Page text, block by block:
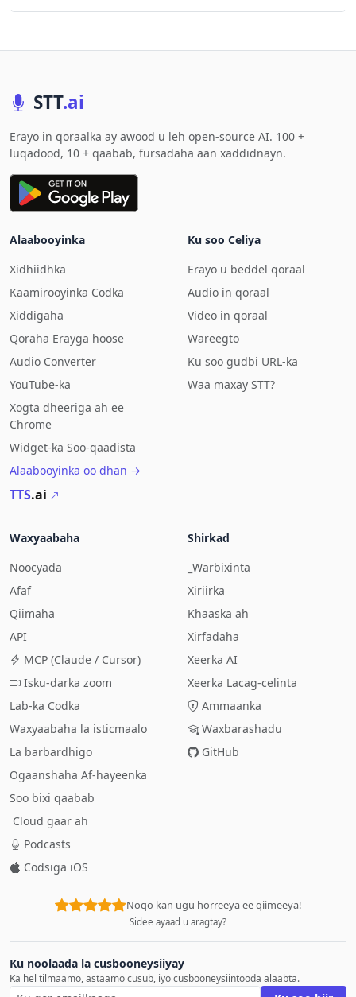
STT.ai
Erayo in qoraalka ay awood u leh open-source AI. 100 +
luqadood, 10 + qaabab, fursadaha aan xaddidnayn.
Alaabooyinka
Xidhiidhka
Kaamirooyinka Codka
Xiddigaha
Qoraha Erayga hoose
Audio Converter
YouTube-ka
Xogta dheeriga ah ee
Chrome
Widget-ka Soo-qaadista
Alaabooyinka oo dhan →
TTS.ai
Ku soo Celiya
Erayo u beddel qoraal
Audio in qoraal
Video in qoraal
Wareegto
Ku soo gudbi URL-ka
Waa maxay STT?
Waxyaabaha
Noocyada
Afaf
Qiimaha
API
MCP (Claude / Cursor)
Isku-darka zoom
Lab-ka Codka
Waxyaabaha la isticmaalo
La barbardhigo
Ogaanshaha Af-hayeenka
Soo bixi qaabab
Cloud gaar ah
Podcasts
Codsiga iOS
Shirkad
_Warbixinta
Xiriirka
Khaaska ah
Xirfadaha
Xeerka AI
Xeerka Lacag-celinta
Ammaanka
Waxbarashadu
GitHub
Noqo kan ugu horreeya ee qiimeeya!
Sidee ayaad u aragtay?
Ku noolaada la cusbooneysiiyay
Ka hel tilmaamo, astaamo cusub, iyo cusbooneysiintooda alaabta.